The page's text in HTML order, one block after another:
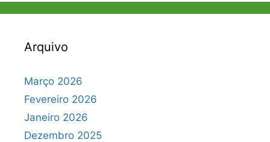
Arquivo
Março 2026
Fevereiro 2026
Janeiro 2026
Dezembro 2025